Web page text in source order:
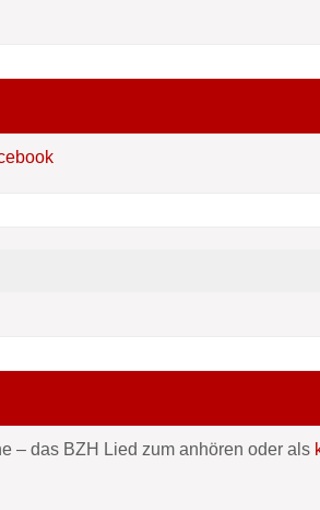
– das BZH Lied zum anhören oder als